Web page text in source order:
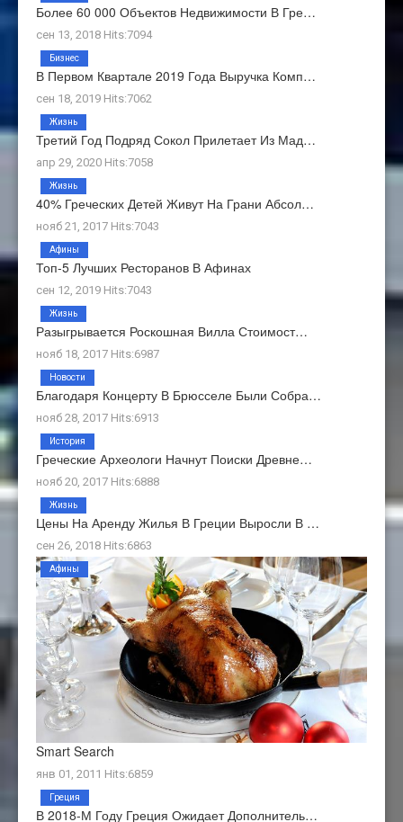
Более 60 000 Объектов Недвижимости В Гре…
сен 13, 2018 Hits:7094
В Первом Квартале 2019 Года Выручка Комп…
сен 18, 2019 Hits:7062
Бизнес
Третий Год Подряд Сокол Прилетает Из Мад…
апр 29, 2020 Hits:7058
Жизнь
40% Греческих Детей Живут На Грани Абсол…
нояб 21, 2017 Hits:7043
Жизнь
Топ-5 Лучших Ресторанов В Афинах
сен 12, 2019 Hits:7043
Афины
Разыгрывается Роскошная Вилла Стоимост…
нояб 18, 2017 Hits:6987
Жизнь
Благодаря Концерту В Брюсселе Были Собра…
нояб 28, 2017 Hits:6913
Новости
Греческие Археологи Начнут Поиски Древне…
нояб 20, 2017 Hits:6888
История
Цены На Аренду Жилья В Греции Выросли В …
сен 26, 2018 Hits:6863
Жизнь
Smart Search
янв 01, 2011 Hits:6859
Афины
В 2018-М Году Греция Ожидает Дополнитель…
Греция